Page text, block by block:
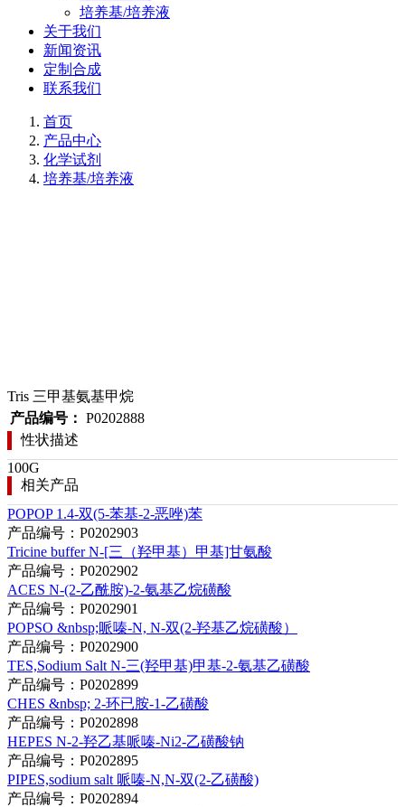
培养基/培养液
关于我们
新闻资讯
定制合成
联系我们
首页
产品中心
化学试剂
培养基/培养液
Tris 三甲基氨基甲烷
产品编号： P0202888
性状描述
100G
相关产品
POPOP 1.4-双(5-苯基-2-恶唑)苯
产品编号：P0202903
Tricine buffer N-[三（羟甲基）甲基]甘氨酸
产品编号：P0202902
ACES N-(2-乙酰胺)-2-氨基乙烷磺酸
产品编号：P0202901
POPSO &nbsp;哌嗪-N, N-双(2-羟基乙烷磺酸）
产品编号：P0202900
TES,Sodium Salt N-三(羟甲基)甲基-2-氨基乙磺酸
产品编号：P0202899
CHES &nbsp; 2-环已胺-1-乙磺酸
产品编号：P0202898
HEPES N-2-羟乙基哌嗪-Ni2-乙磺酸钠
产品编号：P0202895
PIPES,sodium salt 哌嗪-N,N-双(2-乙磺酸)
产品编号：P0202894